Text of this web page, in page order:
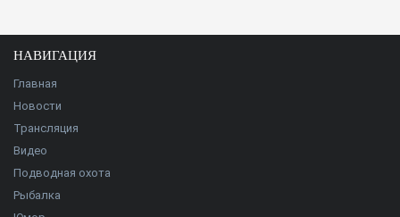
НАВИГАЦИЯ
Главная
Новости
Трансляция
Видео
Подводная охота
Рыбалка